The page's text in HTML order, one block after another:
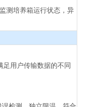
测培养箱运行状态，异
足用户传输数据的不同